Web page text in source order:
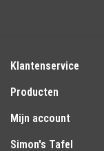
Klantenservice
Producten
Mijn account
Simon's Tafel